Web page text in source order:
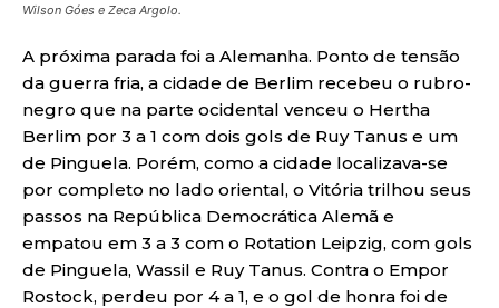
Wilson Góes e Zeca Argolo.
A próxima parada foi a Alemanha. Ponto de tensão
da guerra fria, a cidade de Berlim recebeu o rubro-
negro que na parte ocidental venceu o Hertha
Berlim por 3 a 1 com dois gols de Ruy Tanus e um
de Pinguela. Porém, como a cidade localizava-se
por completo no lado oriental, o Vitória trilhou seus
passos na República Democrática Alemã e
empatou em 3 a 3 com o Rotation Leipzig, com gols
de Pinguela, Wassil e Ruy Tanus. Contra o Empor
Rostock, perdeu por 4 a 1, e o gol de honra foi de